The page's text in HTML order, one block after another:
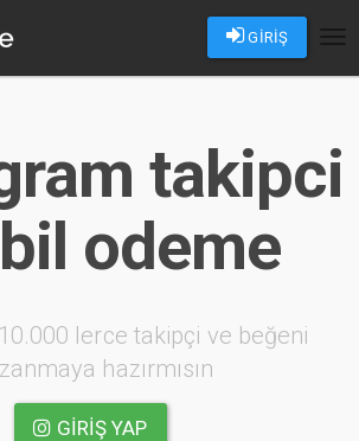
GİRİŞ
takipci
odeme
lerce takipçi ve beğeni
hazırmısın
GIRIŞ YAP